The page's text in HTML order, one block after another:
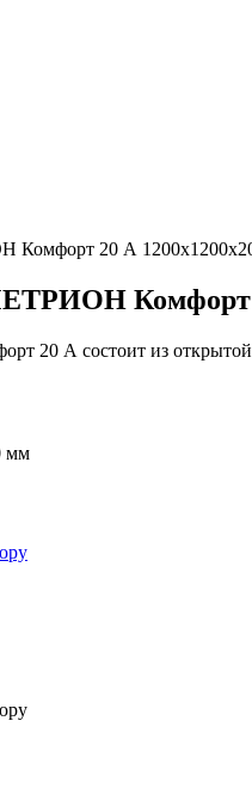
Комфорт 20 А
Комфорт
20 А состоит из
мм